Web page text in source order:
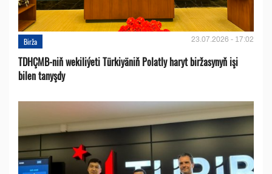
Birža 23.07.2026 - 17:02
TDHÇMB-niň wekiliýeti Türkiyäniň Polatly haryt biržasynyň işi
bilen tanyşdy